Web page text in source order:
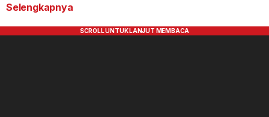
Selengkapnya